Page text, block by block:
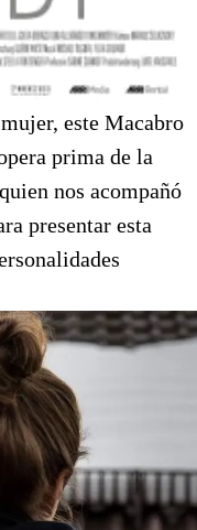
este Macabro
prima de la
nos acompañó
presentar esta